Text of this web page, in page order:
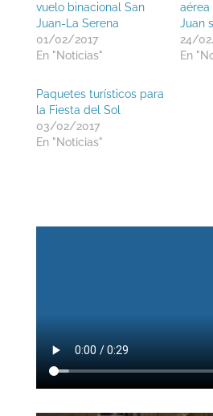
vuelo binacional San
Juan-La Serena
01/02/2017
En "Noticias"
aérea
Juan
24/
En
Paquetes turísticos para
la Fiesta del Sol
03/02/2017
En "Noticias"